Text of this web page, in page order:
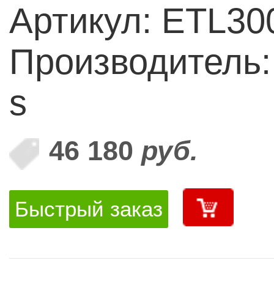
Артикул:
s
46 180 руб.
Быстрый заказ